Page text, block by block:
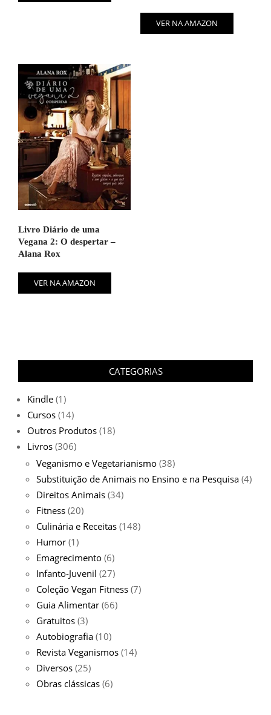
VER NA AMAZON
Livro Diário de uma
Vegana 2: O despertar –
Alana Rox
VER NA AMAZON
CATEGORIAS
Kindle (1)
Cursos (14)
Outros Produtos (18)
Livros (306)
Veganismo e Vegetarianismo (38)
Substituição de Animais no Ensino e na Pesquisa (4)
Direitos Animais (34)
Fitness (20)
Culinária e Receitas (148)
Humor (1)
Emagrecimento (6)
Infanto-Juvenil (27)
Coleção Vegan Fitness (7)
Guia Alimentar (66)
Gratuitos (3)
Autobiografia (10)
Revista Veganismos (14)
Diversos (25)
Obras clássicas (6)